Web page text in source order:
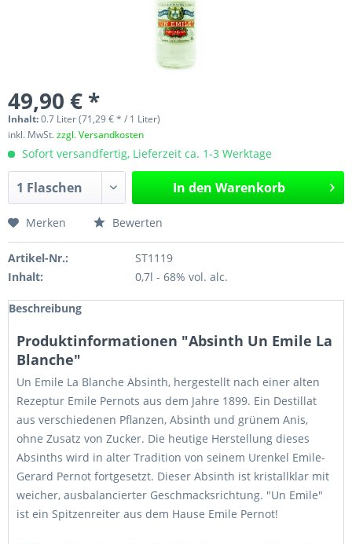
49,90 € *
Inhalt:0.7 Liter (71,29 € * / 1 Liter)
inkl. MwSt.zzgl. Versandkosten
Sofort versandfertig, Lieferzeit ca. 1-3 Werktage
In den Warenkorb
Merken Bewerten
Artikel-Nr.:
ST1119
Inhalt:
0,7l - 68% vol. alc.
Beschreibung
Produktinformationen "Absinth Un Emile La
Blanche"
Un Emile La Blanche Absinth, hergestellt nach einer alten
Rezeptur Emile Pernots aus dem Jahre 1899. Ein Destillat
aus verschiedenen Pflanzen, Absinth und grünem Anis,
ohne Zusatz von Zucker. Die heutige Herstellung dieses
Absinths wird in alter Tradition von seinem Urenkel Emile-
Gerard Pernot fortgesetzt. Dieser Absinth ist kristallklar mit
weicher, ausbalancierter Geschmacksrichtung. "Un Emile"
ist ein Spitzenreiter aus dem Hause Emile Pernot!